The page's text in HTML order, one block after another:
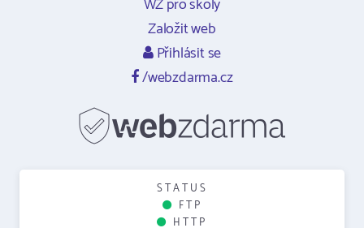
WZ pro školy
Založit web
Přihlásit se
/webzdarma.cz
STATUS
FTP
HTTP